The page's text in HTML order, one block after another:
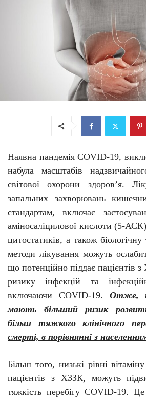
Наявна пандемія COVID-19,
набула масштабів
світової охорони здоров’я.
запальних захворювань
стандартам, включає
аміносаліцилової кислоти (5-
цитостатиків, а також
методи лікування можуть
що потенційно піддає пацієнтів
ризику інфекцій та
включаючи COVID-19. Отже,
мають більший ризик
більш тяжкого клінічного
смерті, в порівнянні з
Більш того, низькі рівні
пацієнтів з ХЗЗК, можуть
тяжкість перебігу COVID-19.